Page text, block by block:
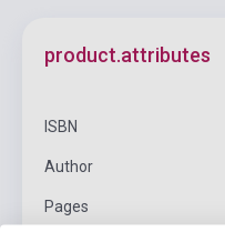
product.attributes
ISBN
Author
Pages